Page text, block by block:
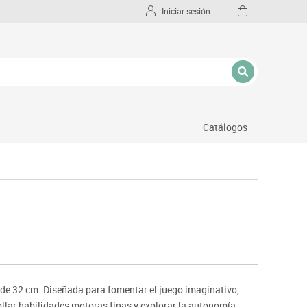
Iniciar sesión
Catálogos
32 cm. Diseñada para fomentar el juego imaginativo,